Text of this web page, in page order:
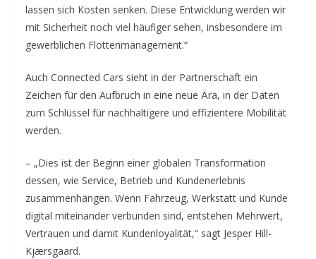
lassen sich Kosten senken. Diese Entwicklung werden wir
mit Sicherheit noch viel häufiger sehen, insbesondere im
gewerblichen Flottenmanagement.“
Auch Connected Cars sieht in der Partnerschaft ein
Zeichen für den Aufbruch in eine neue Ära, in der Daten
zum Schlüssel für nachhaltigere und effizientere Mobilität
werden.
– „Dies ist der Beginn einer globalen Transformation
dessen, wie Service, Betrieb und Kundenerlebnis
zusammenhängen. Wenn Fahrzeug, Werkstatt und Kunde
digital miteinander verbunden sind, entstehen Mehrwert,
Vertrauen und damit Kundenloyalität,“ sagt Jesper Hill-
Kjærsgaard.